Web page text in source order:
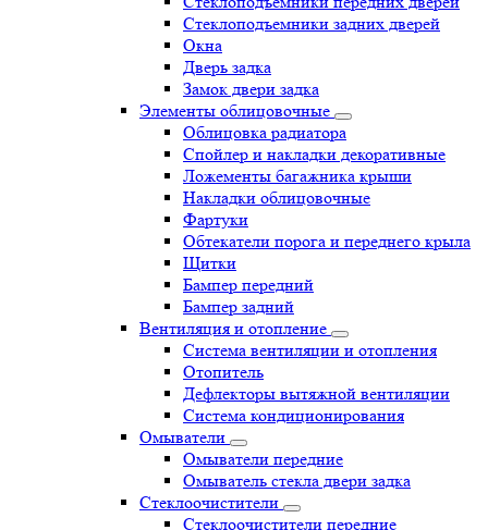
Стеклоподъемники задних дверей
Окна
Дверь задка
Замок двери задка
Элементы облицовочные
Облицовка радиатора
Спойлер и накладки декоративные
Ложементы багажника крыши
Накладки облицовочные
Фартуки
Обтекатели порога и переднего крыла
Щитки
Бампер передний
Бампер задний
Вентиляция и отопление
Система вентиляции и отопления
Отопитель
Дефлекторы вытяжной вентиляции
Система кондиционирования
Омыватели
Омыватели передние
Омыватель стекла двери задка
Стеклоочистители
Стеклоочистители передние